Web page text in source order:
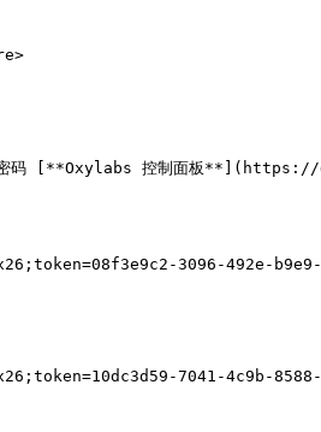
名和密码 [**Oxylabs 控制面板
3096-492e-
7041-4c9b-